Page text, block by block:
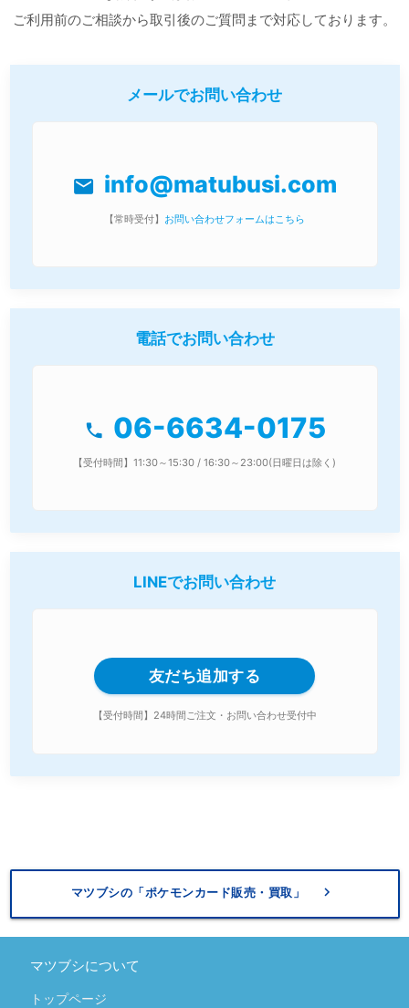
ご利用前のご相談から取引後のご質問まで対応しております。
メールでお問い合わせ
mail info@matubusi.com
【常時受付】 お問い合わせフォームはこちら
電話でお問い合わせ
phone 06-6634-0175
【受付時間】11:30～15:30 / 16:30～23:00(日曜日は除く)
LINEでお問い合わせ
友だち追加する
【受付時間】24時間ご注文・お問い合わせ受付中
マツブシの「ポケモンカード販売・買取」 keyboard_arrow_right
マツブシについて
トップページ